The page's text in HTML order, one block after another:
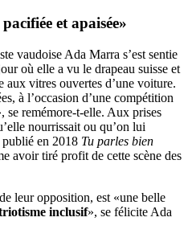
et apaisée»
vaudoise Ada Marra s’est sentie
où elle a vu le drapeau suisse et
aux vitres ouvertes d’une voiture.
à l’occasion d’une compétition
se remémore-t-elle. Aux prises
nourrissait ou qu’on lui
en 2018 Tu parles bien
avoir tiré profit de cette scène des
leur opposition, est «une belle
inclusif», se félicite Ada